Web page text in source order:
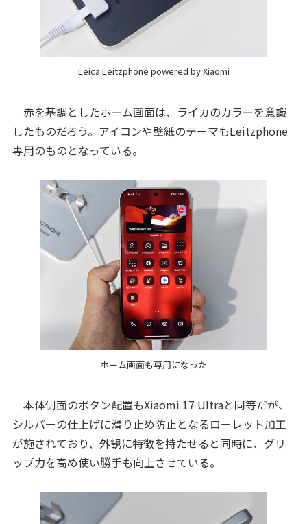
Leica Leitzphone powered by Xiaomi
赤を基調としたホーム画面は、ライカのカラーを意識
したものだろう。アイコンや壁紙のテーマもLeitzphone
専用のものとなっている。
ホーム画面も専用になった
本体側面のボタン配置もXiaomi 17 Ultraと同等だが、
シルバーの仕上げに滑り止め防止となるローレット加工
が施されており、外観に特徴を持たせると同時に、グリ
ップ力を高め使い勝手も向上させている。